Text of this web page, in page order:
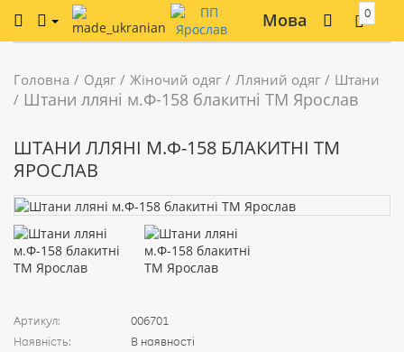
Мова 0
Головна Одяг Жіночий одяг Лляний одяг Штани
Штани лляні м.Ф-158 блакитні ТМ Ярослав
ШТАНИ ЛЛЯНІ М.Ф-158 БЛАКИТНІ ТМ
ЯРОСЛАВ
Артикул:
006701
Наявність:
В наявності